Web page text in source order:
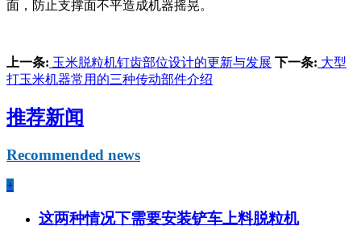
面，防止支撑面不平造成机器摇晃。
上一条: 玉米脱粒机钉齿部位设计的更新与发展 下一条: 大型
打玉米机器常用的三种传动部件介绍
推荐新闻
Recommended news
+
这两种情况下需要安装铲车上料脱粒机